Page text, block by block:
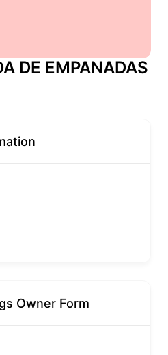
DE EMPANADAS
Owner Form